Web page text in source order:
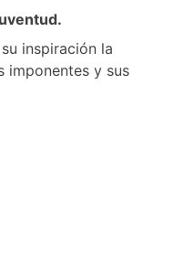
inspiración la
imponentes y sus